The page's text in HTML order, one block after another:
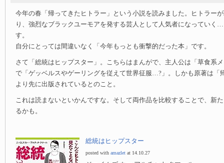
今年の春「帰ってきたヒトラー」という小説を読みました。ヒトラー
り、強烈なブラックユーモアを発する芸人として人気者になっていく
す。
自分にとっては間違いなく「今年もっとも衝撃的だった本」です。
さて「総統はヒップスター」。こちらはまんがで、主人公は「草食系
で「ゲッベルスやゲーリングを従えて世界征服…?」。しかも原著は「
より先に出版されているとのこと。
これは読まないといかんですな。そして両作品を比較することで、新
るかも。
総統はヒップスター
posted with amazlet at 14.10.27